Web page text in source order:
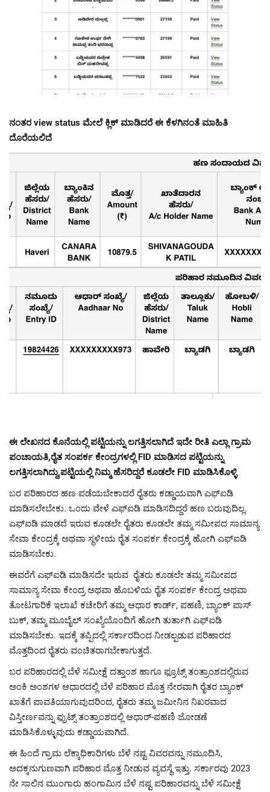
ನಂತರ view status ಮೇಲೆ ಕ್ಲಿಕ್ ಮಾಡಿದರೆ ಈ ಕೆಳಗಿನಂತೆ ಮಾಹಿತಿ
ದೊರೆಯಲಿದೆ
ಈ ಲೇಖನದ ಕೊನೆಯಲ್ಲಿ ಪಟ್ಟಿಯನ್ನು ಲಗತ್ತಿಸಲಾಗಿದೆ ಇದೇ ರೀತಿ ಎಲ್ಲಾ ಗ್ರಾಮ
ಪಂಚಾಯತಿ,ರೈತ ಸಂಪರ್ಕ ಕೇಂದ್ರಗಳಲ್ಲಿ FID ಮಾಡಿಸದ ಪಟ್ಟಿಯನ್ನು
ಲಗತ್ತಿಸಲಾಗಿದ್ದು,ಪಟ್ಟಿಯಲ್ಲಿ ನಿಮ್ಮ ಹೆಸರಿದ್ದರೆ ಕೂಡಲೇ FID ಮಾಡಿಸಿಕೊಳ್ಳಿ
ಬರ ಪರಿಹಾರದ ಹಣ ಪಡೆಯಬೇಕಾದರೆ ರೈತರು ಕಡ್ಡಾಯವಾಗಿ ಎಫ್‌ಐಡಿ
ಮಾಡಿಸಲೇಬೇಕು. ಒಂದು ವೇಳೆ ಎಫ್‌ಐಡಿ ಮಾಡಿಸದಿದ್ದರೆ ಹಣ ಬರುವುದಿಲ್ಲ.
ಎಫ್‌ಐಡಿ ಮಾಡದೆ ಇರುವ ಕೂಡಲೇ ರೈತರು ಕೂಡಲೇ ತಮ್ಮ ಸಮೀಪದ ಸಾಮಾನ್ಯ
ಸೇವಾ ಕೇಂದ್ರಕ್ಕೆ ಅಥವಾ ಸ್ಥಳೀಯ ರೈತ ಸಂಪರ್ಕ ಕೇಂದ್ರಕ್ಕೆ ಹೋಗಿ ಎಫ್‌ಐಡಿ
ಮಾಡಿಸಬೇಕು.
ಈವರೆಗೆ ಎಫ್‌ಐಡಿ ಮಾಡಿಸದೇ ಇರುವ ರೈತರು ಕೂಡಲೇ ತಮ್ಮ ಸಮೀಪದ
ಸಾಮಾನ್ಯ ಸೇವಾ ಕೇಂದ್ರ ಅಥವಾ ಹೊಬಳಿಯ ರೈತ ಸಂಪರ್ಕ ಕೇಂದ್ರ ಅಥವಾ
ತೋಟಗಾರಿಕೆ ಇಲಾಖೆ ಕಚೇರಿಗೆ ತಮ್ಮ ಆಧಾರ ಕಾರ್ಡ್​, ಪಹಣಿ, ಬ್ಯಾಂಕ್ ಪಾಸ್
ಬುಕ್, ತಮ್ಮ ಮೂಬೈಲ್ ಸಂಖ್ಯೆಯೊಂದಿಗೆ ಹೋಗಿ ತುರ್ತಾಗಿ ಎಫ್‌ಐಡಿ
ಮಾಡಿಸಬೇಕು. ಇದಕ್ಕೆ ತಪ್ಪಿದಲ್ಲಿ ಸರ್ಕಾರದಿಂದ ನೀಡಲ್ಪಡುವ ಪರಿಹಾರದ
ಮೊತ್ತದಿಂದ ರೈತರು ವಂಚಿತರಾಗಬೇಕಾಗುತ್ತದೆ.
ಬರ ಪರಿಹಾರದಲ್ಲಿ ಬೆಳೆ ಸಮೀಕ್ಷೆ ದತ್ತಾಂಶ ಹಾಗೂ ಫ್ರೂಟ್ಸ್ ತಂತ್ರಾಂಶದಲ್ಲಿರುವ
ಅಂಕಿ ಅಂಶಗಳ ಆಧಾರದಲ್ಲಿ ಬೆಳೆ ಪರಿಹಾರ ಮೊತ್ತ ನೇರವಾಗಿ ರೈತರ ಬ್ಯಾಂಕ್
ಖಾತೆಗೆ ಪಾವತಿಯಾಗುವುದರಿಂದ, ರೈತರು ತಮ್ಮ ಜಮೀನಿನ ನಿಖರವಾದ
ವಿಸ್ತೀರ್ಣವನ್ನು ಫ್ರುಟ್ಸ್ ತಂತ್ರಾಂಶದಲ್ಲಿ ಆಧಾರ್-ಪಹಣಿ ಜೋಡಣೆ
ಮಾಡಿಸಿಕೊಳ್ಳುವುದು ಕಡ್ಡಾಯವಾಗಿದೆ.
ಈ ಹಿಂದೆ ಗ್ರಾಮ ಲೆಕ್ಕಾಧಿಕಾರಿಗಳು ಬೆಳೆ ನಷ್ಟ ವಿವರವನ್ನು ನಮೂದಿಸಿ,
ಅದಕ್ಕನುಗುಣವಾಗಿ ಪರಿಹಾರ ಮೊತ್ತ ನೀಡುವ ವ್ಯವಸ್ಥೆ ಇತ್ತು. ಸರ್ಕಾರವು 2023
ನೇ ಸಾಲಿನ ಮುಂಗಾರು ಹಂಗಾಮಿನ ಬೆಳೆ ನಷ್ಟ ಪರಿಹಾರವನ್ನು ಬೆಳೆ ಸಮೀಕ್ಷೆ